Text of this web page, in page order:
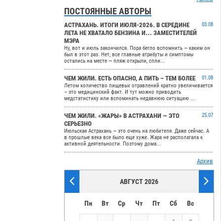
ПОСТОЯННЫЕ АВТОРЫ
АСТРАХАНЬ. ИТОГИ ИЮЛЯ-2026. В СЕРЕДИНЕ
ЛЕТА НЕ ХВАТАЛО БЕНЗИНА И… ЗАМЕСТИТЕЛЕЙ
МЭРА
03.08
Ну, вот и июль закончился. Пора бегло вспомнить — каким он
был в этот раз. Нет, все главные атрибуты и симптомы
остались на месте — пляж открыли, спли...
ЧЕМ ЖИЛИ. ЕСТЬ ОПАСНО, А ПИТЬ – ТЕМ БОЛЕЕ
01.08
Летом количество пищевых отравлений кратно увеличивается
– это медицинский факт. И тут можно приводить
медстатистику или вспоминать недавнюю ситуацию ...
ЧЕМ ЖИЛИ. «ЖАРЫ» В АСТРАХАНИ — ЭТО
СЕРЬЕЗНО
25.07
Июльская Астрахань — это очень на любителя. Даже сейчас. А
в прошлые века все было еще хуже. Жара не располагала к
активной деятельности. Поэтому дома...
Архив
АВГУСТ 2026
Пн Вт Ср Чт Пт Сб Вс